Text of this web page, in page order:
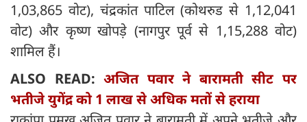
1,03,865 वोट), चंद्रकांत पाटिल (कोथरुड से 1,12,041
वोट) और कृष्ण खोपड़े (नागपुर पूर्व से 1,15,288 वोट)
शामिल हैं।
ALSO READ:अजित पवार ने बारामती सीट पर
भतीजे युगेंद्र को 1 लाख से अधिक मतों से हराया